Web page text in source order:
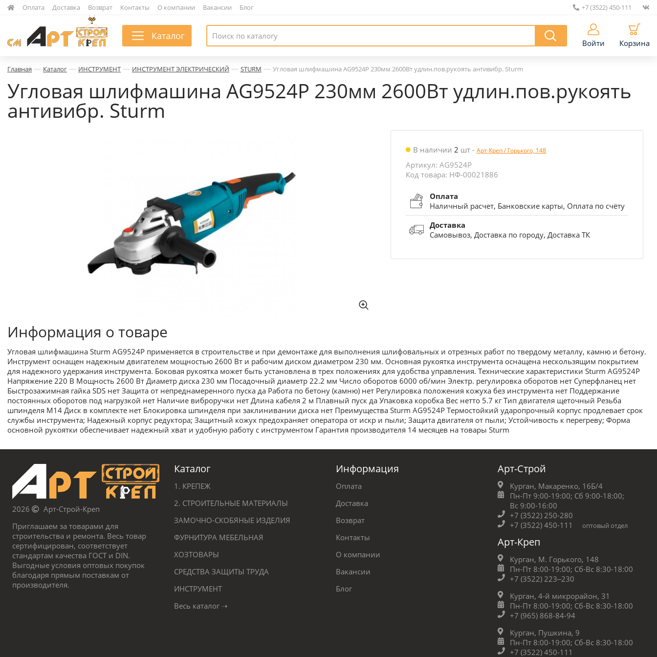
Оплата Доставка Возврат Контакты О компании Вакансии Блог +7 (3522) 450-111
Каталог
Войти Корзина
Главная — Каталог — ИНСТРУМЕНТ — ИНСТРУМЕНТ ЭЛЕКТРИЧЕСКИЙ — STURM — Угловая шлифмашина AG9524P 230мм 2600Вт удлин.пов.рукоять антивибр. Sturm
Угловая шлифмашина AG9524P 230мм 2600Вт удлин.пов.рукоять
антивибр. Sturm
В наличии 2 шт - Арт-Креп / Горького, 148
Артикул: AG9524P
Код товара: НФ-00021886
Оплата
Наличный расчет, Банковские карты, Оплата по счёту
Доставка
Самовывоз, Доставка по городу, Доставка ТК
Информация о товаре
Угловая шлифмашина Sturm AG9524P применяется в строительстве и при демонтаже для выполнения шлифовальных и отрезных работ по твердому металлу, камню и бетону.
Инструмент оснащен надежным двигателем мощностью 2600 Вт и рабочим диском диаметром 230 мм. Основная рукоятка инструмента оснащена нескользящим покрытием
для надежного удержания инструмента. Боковая рукоятка может быть установлена в трех положениях для удобства управления. Технические характеристики Sturm AG9524P
Напряжение 220 В Мощность 2600 Вт Диаметр диска 230 мм Посадочный диаметр 22.2 мм Число оборотов 6000 об/мин Электр. регулировка оборотов нет Суперфланец нет
Быстрозажимная гайка SDS нет Защита от непреднамеренного пуска да Работа по бетону (камню) нет Регулировка положения кожуха без инструмента нет Поддержание
постоянных оборотов под нагрузкой нет Наличие виброручки нет Длина кабеля 2 м Плавный пуск да Упаковка коробка Вес нетто 5.7 кг Тип двигателя щеточный Резьба
шпинделя М14 Диск в комплекте нет Блокировка шпинделя при заклинивании диска нет Преимущества Sturm AG9524P Термостойкий ударопрочный корпус продлевает срок
службы инструмента; Надежный корпус редуктора; Защитный кожух предохраняет оператора от искр и пыли; Защита двигателя от пыли; Устойчивость к перегреву; Форма
основной рукоятки обеспечивает надежный хват и удобную работу с инструментом Гарантия производителя 14 месяцев на товары Sturm
2026
Арт-Строй-Креп
Приглашаем за товарами для
строительства и ремонта. Весь товар
сертифицирован, соответствует
стандартам качества ГОСТ и DIN.
Выгодные условия оптовых покупок
благодаря прямым поставкам от
производителя.
Каталог
1. КРЕПЕЖ
2. СТРОИТЕЛЬНЫЕ МАТЕРИАЛЫ
ЗАМОЧНО-СКОБЯНЫЕ ИЗДЕЛИЯ
ФУРНИТУРА МЕБЕЛЬНАЯ
ХОЗТОВАРЫ
СРЕДСТВА ЗАЩИТЫ ТРУДА
ИНСТРУМЕНТ
Весь каталог ➝
Информация
Оплата
Доставка
Возврат
Контакты
О компании
Вакансии
Блог
Арт-Строй
Курган, Макаренко, 16Б/4
Пн-Пт 9:00-19:00; Сб 9:00-18:00;
Вс 9:00-16:00
+7 (3522) 250-280
+7 (3522) 450-111
оптовый отдел
Арт-Креп
Курган, М. Горького, 148
Пн-Пт 8:00-19:00; Сб-Вс 8:30-18:00
+7 (3522) 223‒230
Курган, 4-й микрорайон, 31
Пн-Пт 8:00-19:00; Сб-Вс 8:30-18:00
+7 (965) 868-84-94
Курган, Пушкина, 9
Пн-Пт 8:00-19:00; Сб-Вс 8:30-18:00
+7 (3522) 450-111